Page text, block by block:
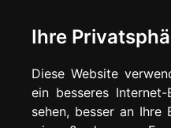
Ihre
Diese Website
ein besseres
sehen, besser an Ihre